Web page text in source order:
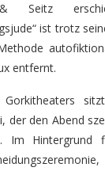
ist trotz
entfernt.
der den Abend
Im Hintergrund